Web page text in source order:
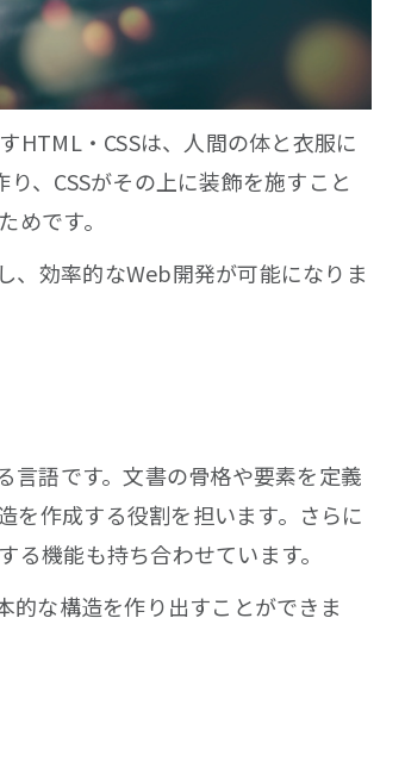
HTML・CSSは、人間の体と衣服に
、CSSがその上に装飾を施すこと
めです。
、効率的なWeb開発が可能になりま
言語です。文書の骨格や要素を定義
を作成する役割を担います。さらに
機能も持ち合わせています。
的な構造を作り出すことができま